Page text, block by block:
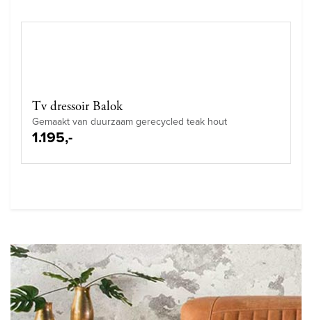
Tv dressoir Balok
Gemaakt van duurzaam gerecycled teak hout
1.195,-